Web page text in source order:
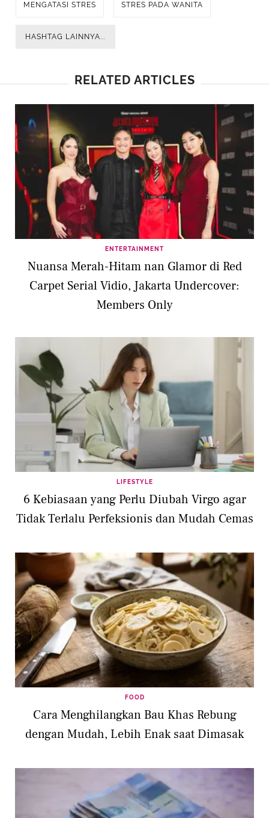
MENGATASI STRES STRES PADA WANITA
HASHTAG LAINNYA...
RELATED ARTICLES
ENTERTAINMENT
Nuansa Merah-Hitam nan Glamor di Red
Carpet Serial Vidio, Jakarta Undercover:
Members Only
LIFESTYLE
6 Kebiasaan yang Perlu Diubah Virgo agar
Tidak Terlalu Perfeksionis dan Mudah Cemas
FOOD
Cara Menghilangkan Bau Khas Rebung
dengan Mudah, Lebih Enak saat Dimasak